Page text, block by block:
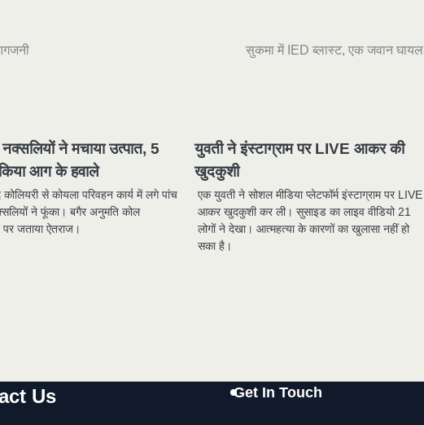
सुकमा में IED ब्लास्ट, एक जवान घायल
नक्सलियों ने मचाया उत्पात, 5
किया आग के हवाले
कोलियरी से कोयला परिवहन कार्य में लगे पांच
ने फूंका। बगैर अनुमति कोल
पर जताया ऐतराज।
युवती ने इंस्टाग्राम पर LIVE आकर की
खुदकुशी
एक युवती ने सोशल मीडिया प्लेटफॉर्म इंस्टाग्राम पर LIVE
आकर खुदकुशी कर ली। सुसाइड का लाइव वीडियो 21
लोगों ने देखा। आत्महत्या के कारणों का खुलासा नहीं हो
सका है।
Us Get In Touch